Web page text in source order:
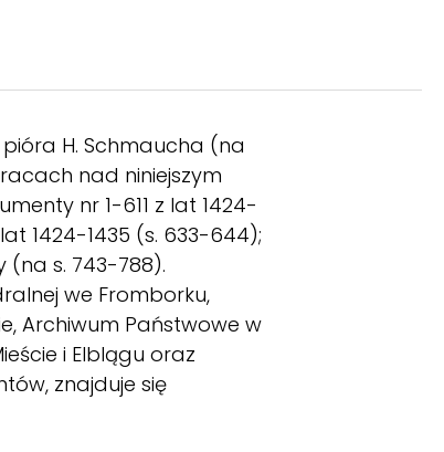
H. Schmaucha (na
nad niniejszym
nr 1-611 z lat 1424-
1424-1435 (s. 633-644);
(na s. 743-788).
we Fromborku,
Archiwum Państwowe w
i Elblągu oraz
znajduje się